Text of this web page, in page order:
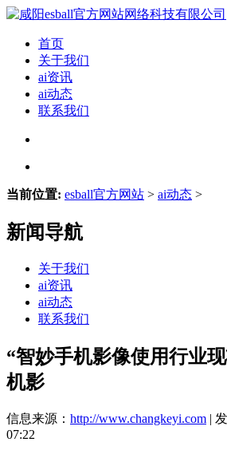
首页
关于我们
ai资讯
ai动态
联系我们
当前位置: esball官方网站 > ai动态 >
新闻导航
关于我们
ai资讯
ai动态
联系我们
“智妙手机影像使用行业
机影
信息来源： http://www.changkeyi.com |
07:22